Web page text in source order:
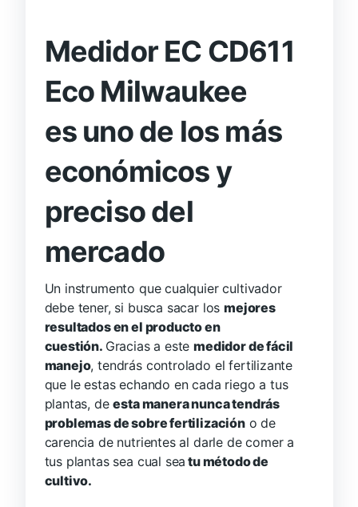
Medidor EC CD611
Eco Milwaukee
es uno de los más
económicos y
preciso del
mercado
Un instrumento que cualquier cultivador
debe tener, si busca sacar losmejores
resultados en el producto en
cuestión. Gracias a estemedidor de fácil
manejo, tendrás controlado el fertilizante
que le estas echando en cada riego a tus
plantas, deesta manera nunca tendrás
problemas de sobrefertilizacióno de
carencia de nutrientes al darle de comer a
tus plantas sea cual sea tu método de
cultivo.